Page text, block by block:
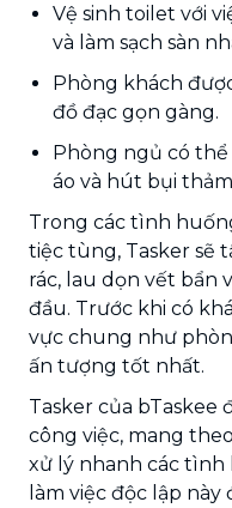
Vệ sinh toilet với
và làm sạch sàn
Phòng khách
đồ đạc gọn gàng.
Phòng ngủ có
áo và hút bụi
Trong các tình
tiệc tùng, Tasker sẽ
rác, lau dọn vết bẩn
đầu. Trước khi có
vực chung như
ấn tượng tốt nhất.
Tasker của bTaskee
công việc, mang
xử lý nhanh các tình
làm việc độc lập